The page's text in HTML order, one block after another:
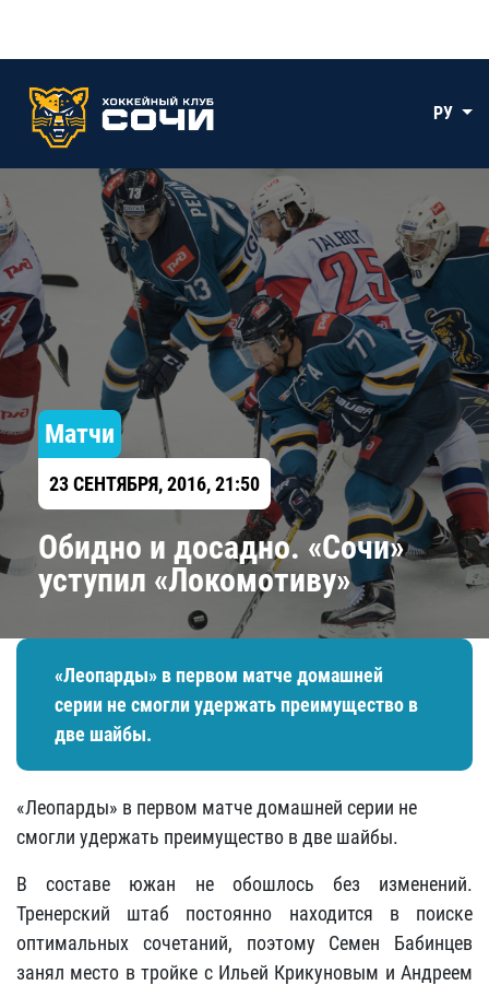
РУ
Матчи
23 СЕНТЯБРЯ, 2016, 21:50
Обидно и досадно. «Сочи»
уступил «Локомотиву»
«Леопарды» в первом матче домашней
серии не смогли удержать преимущество в
две шайбы.
«Леопарды» в первом матче домашней серии не
смогли удержать преимущество в две шайбы.
В составе южан не обошлось без изменений.
Тренерский штаб постоянно находится в поиске
оптимальных сочетаний, поэтому Семен Бабинцев
занял место в тройке с Ильей Крикуновым и Андреем